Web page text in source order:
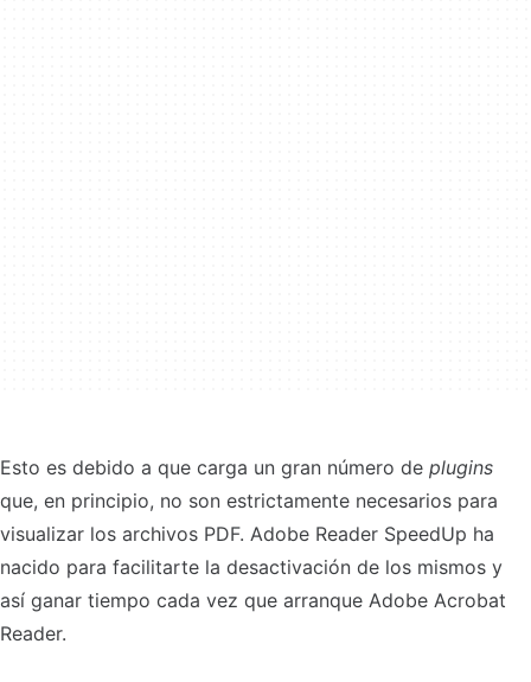
Esto es debido a que carga un gran número de plugins
que, en principio, no son estrictamente necesarios para
visualizar los archivos PDF. Adobe Reader SpeedUp ha
nacido para facilitarte la desactivación de los mismos y
así ganar tiempo cada vez que arranque Adobe Acrobat
Reader.